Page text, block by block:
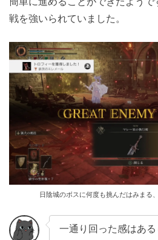
戦を強いられていました。
日陰城のボスに何度も挑んだはみまる
一通り回った感はあ